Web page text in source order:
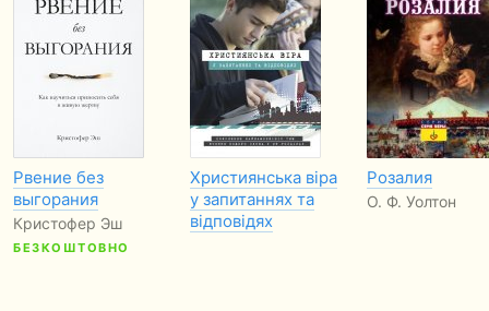
Рвение без
выгорания
Кристофер Эш
БЕЗКОШТОВНО
Християнська віра
у запитаннях та
відповідях
Розалия
О. Ф. Уолтон